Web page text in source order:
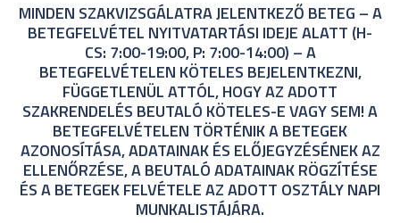
MINDEN SZAKVIZSGÁLATRA JELENTKEZŐ BETEG – A
BETEGFELVÉTEL NYITVATARTÁSI IDEJE ALATT (H-
CS: 7:00-19:00, P: 7:00-14:00) – A
BETEGFELVÉTELEN KÖTELES BEJELENTKEZNI,
FÜGGETLENÜL ATTÓL, HOGY AZ ADOTT
SZAKRENDELÉS BEUTALÓ KÖTELES-E VAGY SEM! A
BETEGFELVÉTELEN TÖRTÉNIK A BETEGEK
AZONOSÍTÁSA, ADATAINAK ÉS ELŐJEGYZÉSÉNEK AZ
ELLENŐRZÉSE, A BEUTALÓ ADATAINAK RÖGZÍTÉSE
ÉS A BETEGEK FELVÉTELE AZ ADOTT OSZTÁLY NAPI
MUNKALISTÁJÁRA.